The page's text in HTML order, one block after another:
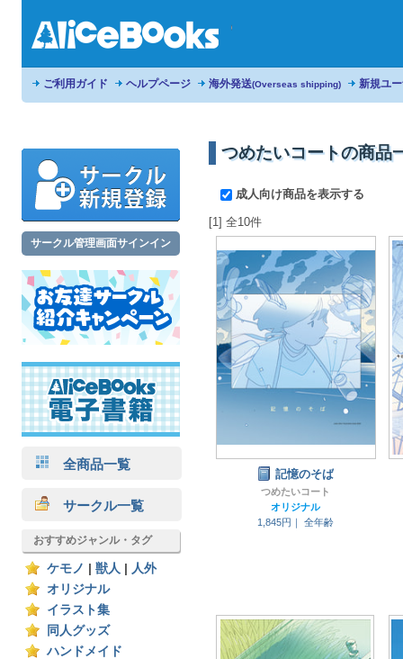
ご利用ガイド ヘルプページ 海外発送(Overseas shipping) 新規ユ
サークル管理画面サインイン
全商品一覧
サークル一覧
おすすめジャンル・タグ
ケモノ 獣人
人外
オリジナル
イラスト集
同人グッズ
ハンドメイド
つめたいコートの商品
成人向け商品を表示する
[1] 全10件
記憶のそば
つめたいコート
オリジナル
1,845円｜
全年齢